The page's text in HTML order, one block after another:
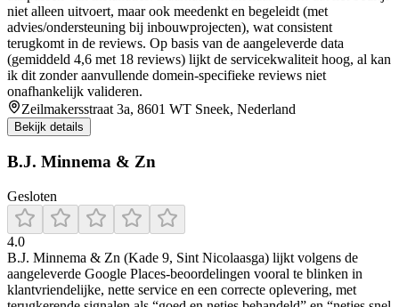
niet alleen uitvoert, maar ook meedenkt en begeleidt (met
advies/ondersteuning bij inbouwprojecten), wat consistent
terugkomt in de reviews. Op basis van de aangeleverde data
(gemiddeld 4,6 met 18 reviews) lijkt de servicekwaliteit hoog, al kan
ik dit zonder aanvullende domein-specifieke reviews niet
onafhankelijk valideren.
Zeilmakersstraat 3a, 8601 WT Sneek, Nederland
Bekijk details
B.J. Minnema & Zn
Gesloten
4.0
B.J. Minnema & Zn (Kade 9, Sint Nicolaasga) lijkt volgens de
aangeleverde Google Places-beoordelingen vooral te blinken in
klantvriendelijke, nette service en een correcte oplevering, met